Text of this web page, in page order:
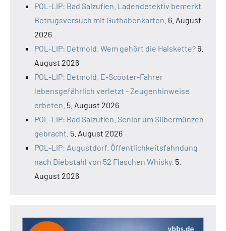
POL-LIP: Bad Salzuflen. Ladendetektiv bemerkt
Betrugsversuch mit Guthabenkarten. 6. August
2026
POL-LIP: Detmold. Wem gehört die Halskette? 6.
August 2026
POL-LIP: Detmold. E-Scooter-Fahrer
lebensgefährlich verletzt - Zeugenhinweise
erbeten. 5. August 2026
POL-LIP: Bad Salzuflen. Senior um Silbermünzen
gebracht. 5. August 2026
POL-LIP: Augustdorf. Öffentlichkeitsfahndung
nach Diebstahl von 52 Flaschen Whisky. 5.
August 2026